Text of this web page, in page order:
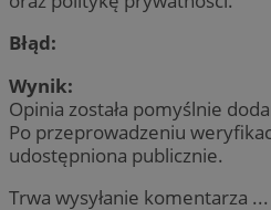
Błąd:
Wynik:
Opinia została pomyślnie
Po przeprowadzeniu
udostępniona publicznie.
Trwa wysyłanie komentarza ...